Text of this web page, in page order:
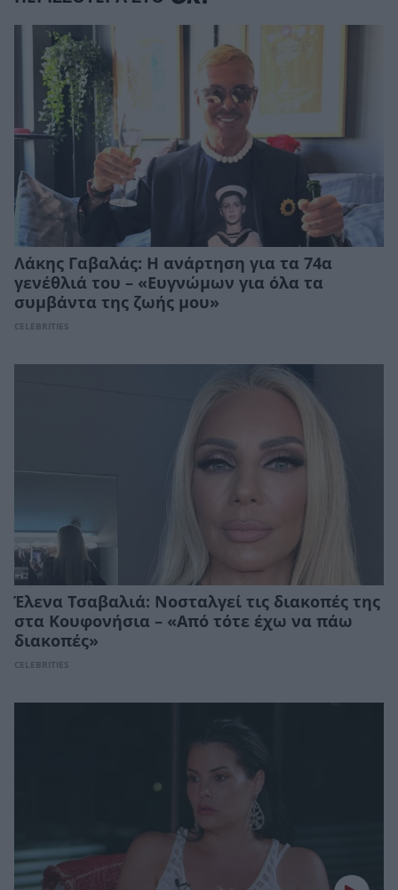
Λάκης Γαβαλάς: Η ανάρτηση για τα 74α
γενέθλιά του – «Ευγνώμων για όλα τα
συμβάντα της ζωής μου»
CELEBRITIES
Έλενα Τσαβαλιά: Νοσταλγεί τις διακοπές της
στα Κουφονήσια – «Από τότε έχω να πάω
διακοπές»
CELEBRITIES